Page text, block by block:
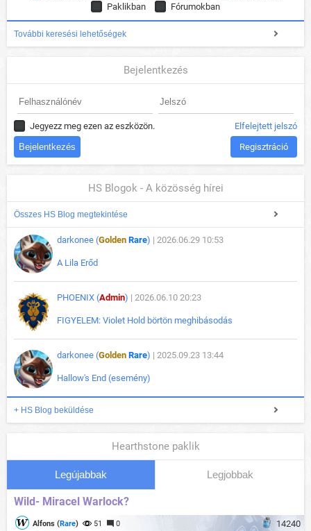
Paklikban
Fórumokban
További keresési lehetőségek
Bejelentkezés
Jegyezz meg ezen az eszközön. Elfelejtett jelszó
Regisztráció
HS Blogok - A közösség hírei
Összes HS Blog megtekintése
darkonee (Golden Rare) | 2026.06.29 10:53
A Lila Erőd
PHOENIX (Admin) | 2026.06.10 20:23
FIGYELEM: Violet Hold börtön meghibásodás
darkonee (Golden Rare) | 2025.09.23 13:44
Hallow's End (esemény)
+ HS Blog beküldése
Hearthstone paklik
Legújabbak Legjobbak
Wild- Miracel Warlock?
14240
Alfons (Rare) 51 0